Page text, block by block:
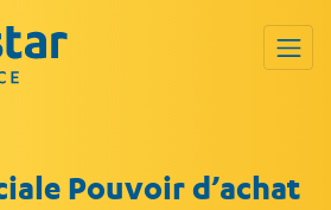
Pouvoir d’achat